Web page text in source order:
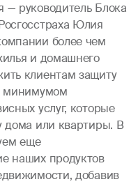
— руководитель Блока
Юлия
более чем
и домашнего
клиентам защиту
минимумом
услуг, которые
дома или квартиры. В
еще
наших продуктов
добавив